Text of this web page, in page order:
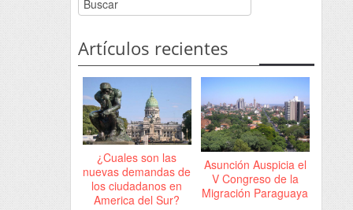
Artículos recientes
¿Cuales son las
nuevas demandas de
los ciudadanos en
America del Sur?
Asunción Auspicia el
V Congreso de la
Migración Paraguaya